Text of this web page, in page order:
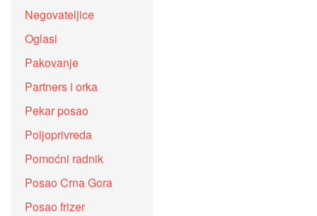
Negovateljice
Oglasi
Pakovanje
Partners i orka
Pekar posao
Poljoprivreda
Pomoćni radnik
Posao Crna Gora
Posao frizer